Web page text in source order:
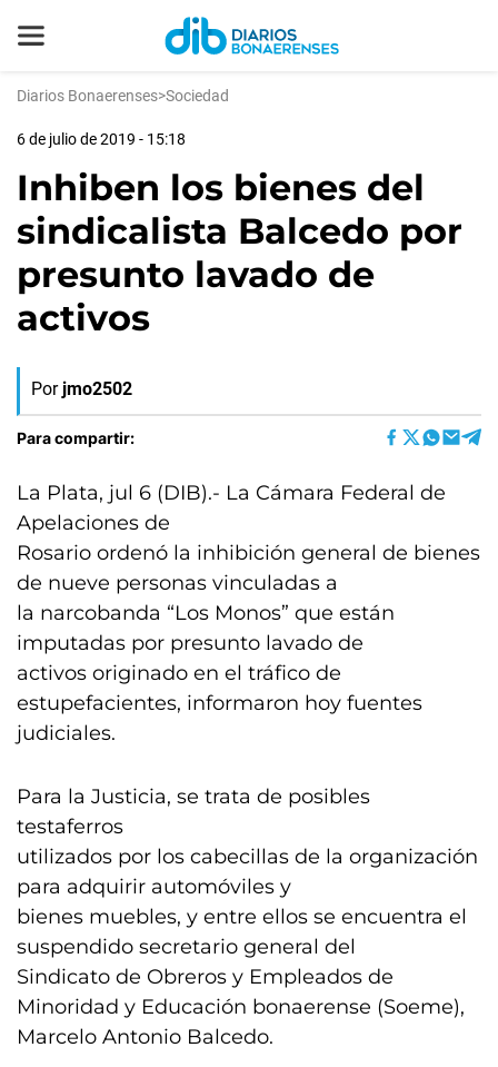
Diarios Bonaerenses>Sociedad
6 de julio de 2019 - 15:18
Inhiben los bienes del
sindicalista Balcedo por
presunto lavado de
activos
Por jmo2502
Para compartir:
La Plata, jul 6 (DIB).- La Cámara Federal de
Apelaciones de
Rosario ordenó la inhibición general de bienes
de nueve personas vinculadas a
la narcobanda “Los Monos” que están
imputadas por presunto lavado de
activos originado en el tráfico de
estupefacientes, informaron hoy fuentes
judiciales.
Para la Justicia, se trata de posibles
testaferros
utilizados por los cabecillas de la organización
para adquirir automóviles y
bienes muebles, y entre ellos se encuentra el
suspendido secretario general del
Sindicato de Obreros y Empleados de
Minoridad y Educación bonaerense (Soeme),
Marcelo Antonio Balcedo.